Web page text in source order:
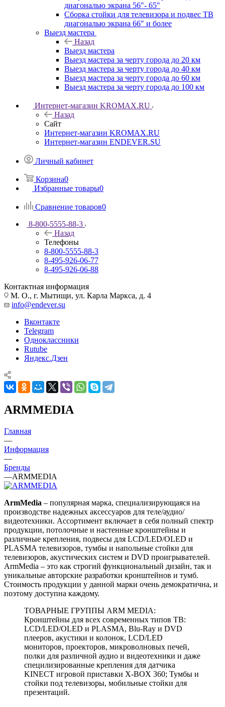
диагональю экрана 56"- 65"
Сборка стойки для телевизора и подвес ТВ
диагональю экрана 66" и более
Выезд мастера
Назад
Выезд мастера
Выезд мастера за черту города до 20 км
Выезд мастера за черту города до 40 км
Выезд мастера за черту города до 60 км
Выезд мастера за черту города до 100 км
Интернет-магазин KROMAX.RU
Назад
Сайт
Интернет-магазин KROMAX.RU
Интернет-магазин ENDEVER.SU
Личный кабинет
Корзина0
Избранные товары0
Сравнение товаров0
8-800-5555-88-3
Назад
Телефоны
8-800-5555-88-3
8-495-926-06-77
8-495-926-06-88
Контактная информация
М. О., г. Мытищи, ул. Карла Маркса, д. 4
info@endever.su
Вконтакте
Telegram
Одноклассники
Rutube
Яндекс.Дзен
ARMMEDIA
Главная
—
Информация
—
Бренды
—ARMMEDIA
ArmMedia – популярная марка, специализирующаяся на
производстве надежных аксессуаров для теле/аудио/
видеотехники. Ассортимент включает в себя полный спектр
продукции, потолочные и настенные кронштейны и
различные крепления, подвесы для LCD/LED/OLED и
PLASMA телевизоров, тумбы и напольные стойки для
телевизоров, акустических систем и DVD проигрывателей.
ArmMedia – это как строгий функциональный дизайн, так и
уникальные авторские разработки кронштейнов и тумб.
Стоимость продукции у данной марки очень демократична, и
поэтому доступна каждому.
ТОВАРНЫЕ ГРУППЫ ARM MEDIA:
Кронштейны для всех современных типов ТВ:
LCD/LED/OLED и PLASMA, Blu-Ray и DVD
плееров, акустики и колонок, LCD/LED
мониторов, проекторов, микроволновых печей,
полки для различной аудио и видеотехники и даже
специлизированные крепления для датчика
KINECT игровой приставки X-BOX 360; Тумбы и
стойки под телевизоры, мобильные стойки для
презентаций.